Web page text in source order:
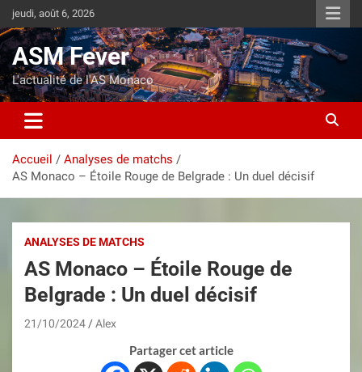
Aller
au
contenu
jeudi, août 6, 2026
ASM Fever
L'actualité de l'AS Monaco
Accueil
Analyses de matchs
AS Monaco – Étoile Rouge de Belgrade : Un duel décisif
ANALYSES DE MATCHS
AS Monaco – Étoile Rouge de
Belgrade : Un duel décisif
21/10/2024 Alex
Partager cet article